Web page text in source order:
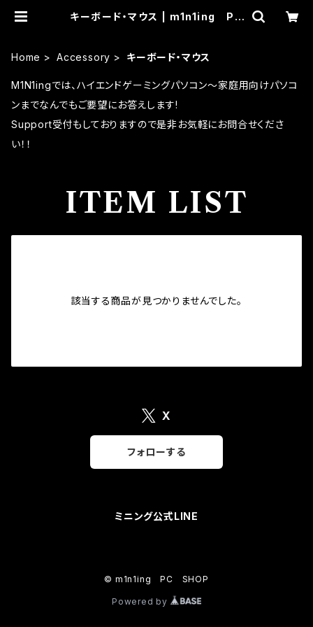
キーボード・マウス | m1n1ing PC
Home Accessory キーボード・マウス
M1N1ingでは、ハイエンドゲーミングパソコン～家庭用向けパソコ
ンまでなんでもご要望にお答えします!
Support受付もしておりますので是非お気軽にお問合せくださ
い！！
ITEM LIST
該当する商品が見つかりませんでした。
X
フォローする
ミニング公式LINE
© m1n1ing PC SHOP
Powered by